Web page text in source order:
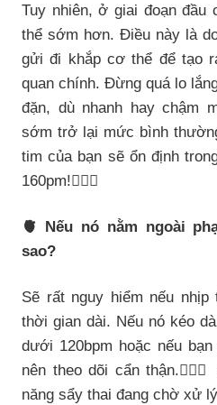
Tuy nhiên, ở giai đoạn đầu
thể sớm hơn. Điều này là
gửi đi khắp cơ thể để tạo
quan chính. Đừng quá lo
đặn, dù nhanh hay chậm
sớm trở lại mức bình
tim của bạn sẽ ổn định
160pm!🙆🏻‍♀️
🫀 Nếu nó nằm ngoài
sao?
Sẽ rất nguy hiểm nếu
thời gian dài. Nếu nó kéo
dưới 120bpm hoặc nếu
nên theo dõi cẩn
năng sẩy thai đang chờ xử